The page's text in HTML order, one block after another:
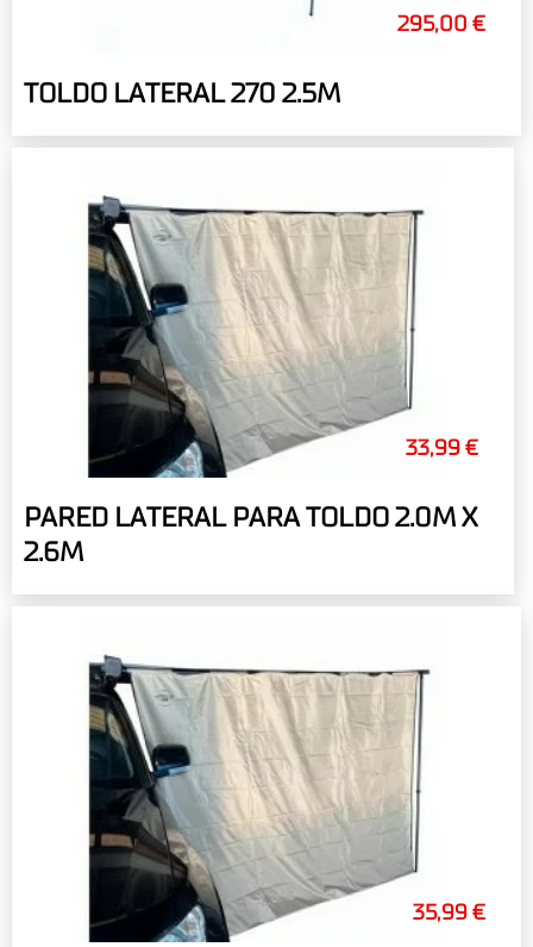
295,00 €
TOLDO LATERAL 270 2.5M
33,99 €
PARED LATERAL PARA TOLDO 2.0M X
2.6M
35,99 €